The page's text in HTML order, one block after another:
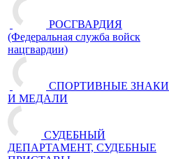
РОСГВАРДИЯ
(Федеральная служба войск
нацгвардии)
СПОРТИВНЫЕ ЗНАКИ
И МЕДАЛИ
СУДЕБНЫЙ
ДЕПАРТАМЕНТ, СУДЕБНЫЕ